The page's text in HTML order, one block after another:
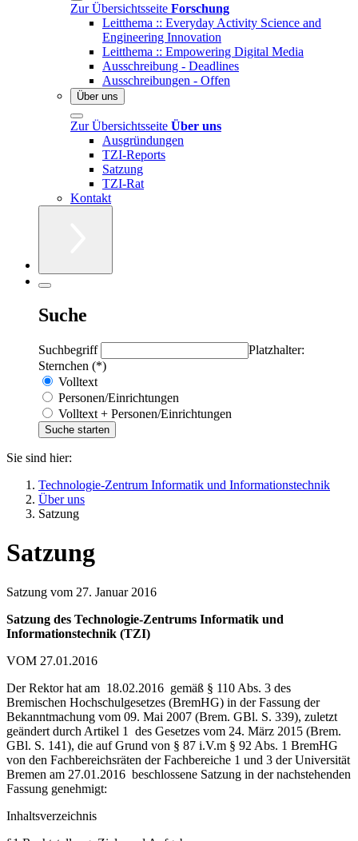
Zur Übersichtsseite Forschung
Leitthema :: Everyday Activity Science and
Engineering Innovation
Leitthema :: Empowering Digital Media
Ausschreibung - Deadlines
Ausschreibungen - Offen
Über uns
Zur Übersichtsseite Über uns
Ausgründungen
TZI-Reports
Satzung
TZI-Rat
Kontakt
Suche
Suchbegriff
Platzhalter:
Sternchen (*)
Volltext
Personen/Einrichtungen
Volltext + Personen/Einrichtungen
Sie sind hier:
Technologie-Zentrum Informatik und Informationstechnik
Über uns
Satzung
Satzung
Satzung vom 27. Januar 2016
Satzung des Technologie-Zentrums Informatik und
Informationstechnik (TZI)
VOM 27.01.2016
Der Rektor hat am 18.02.2016 gemäß § 110 Abs. 3 des
Bremischen Hochschulgesetzes (BremHG) in der Fassung der
Bekanntmachung vom 09. Mai 2007 (Brem. GBl. S. 339), zuletzt
geändert durch Artikel 1 des Gesetzes vom 24. März 2015 (Brem.
GBl. S. 141), die auf Grund von § 87 i.V.m § 92 Abs. 1 BremHG
von den Fachbereichsräten der Fachbereiche 1 und 3 der Universität
Bremen am 27.01.2016 beschlossene Satzung in der nachstehenden
Fassung genehmigt:
Inhaltsverzeichnis